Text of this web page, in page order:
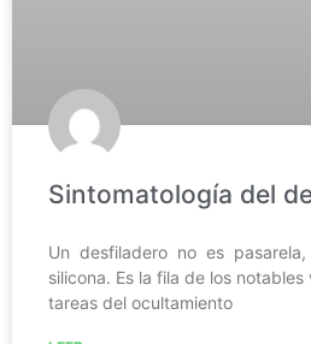
Sintomatología del
Un desfiladero no es
silicona. Es la fila de los
tareas del ocultamiento